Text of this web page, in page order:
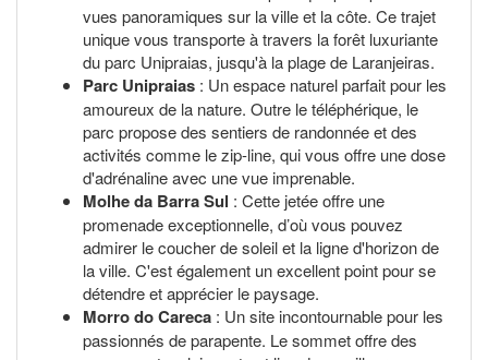
vues panoramiques sur la ville et la côte. Ce trajet
unique vous transporte à travers la forêt luxuriante
du parc Unipraias, jusqu'à la plage de Laranjeiras.
Parc Unipraias : Un espace naturel parfait pour les
amoureux de la nature. Outre le téléphérique, le
parc propose des sentiers de randonnée et des
activités comme le zip-line, qui vous offre une dose
d'adrénaline avec une vue imprenable.
Molhe da Barra Sul : Cette jetée offre une
promenade exceptionnelle, d’où vous pouvez
admirer le coucher de soleil et la ligne d'horizon de
la ville. C'est également un excellent point pour se
détendre et apprécier le paysage.
Morro do Careca : Un site incontournable pour les
passionnés de parapente. Le sommet offre des